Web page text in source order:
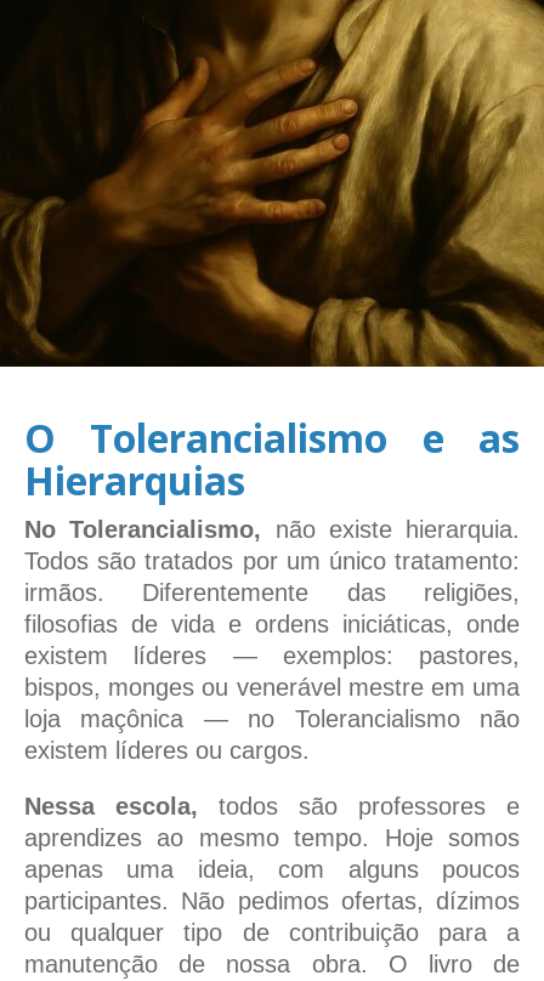
O Tolerancialismo e as
Hierarquias
No Tolerancialismo, não existe hierarquia.
Todos são tratados por um único tratamento:
irmãos. Diferentemente das religiões,
filosofias de vida e ordens iniciáticas, onde
existem líderes — exemplos: pastores,
bispos, monges ou venerável mestre em uma
loja maçônica — no Tolerancialismo não
existem líderes ou cargos.
Nessa escola, todos são professores e
aprendizes ao mesmo tempo. Hoje somos
apenas uma ideia, com alguns poucos
participantes. Não pedimos ofertas, dízimos
ou qualquer tipo de contribuição para a
manutenção de nossa obra. O livro de